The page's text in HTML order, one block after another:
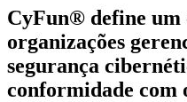
CyFun® define um
organizações
segurança
conformidade com